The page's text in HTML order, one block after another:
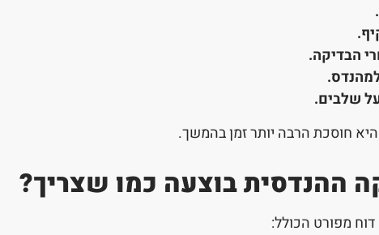
.
.
הבדיקה.
.
על שלבים.
חוסכת הרבה יותר זמן בהמשך.
ההנדסית בוצעה כמו שצריך?
מפורט הכולל: